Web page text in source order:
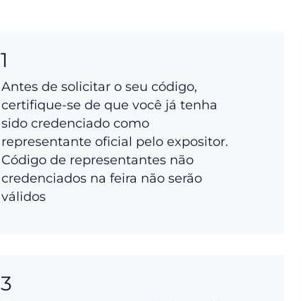
1
Antes de solicitar o seu código,
certifique-se de que você já tenha
sido credenciado como
representante oficial pelo expositor.
Código de representantes não
credenciados na feira não serão
válidos
3